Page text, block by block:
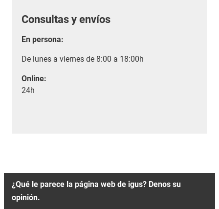
Consultas y envíos
En persona:
De lunes a viernes de 8:00 a 18:00h
Online:
24h
¿Qué le parece la página web de igus? Denos su
opinión.